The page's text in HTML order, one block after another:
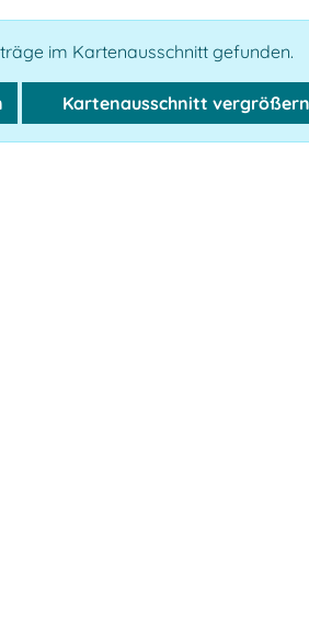
im Kartenausschnitt gefunden.
Kartenausschnitt vergrößern